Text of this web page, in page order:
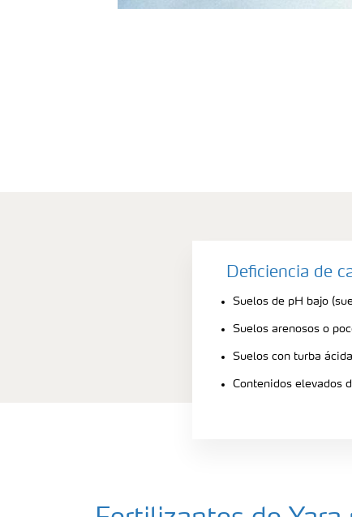
Deficiencia de
Suelos de pH bajo
Suelos arenosos o
Suelos con turba ácida
Contenidos elevados